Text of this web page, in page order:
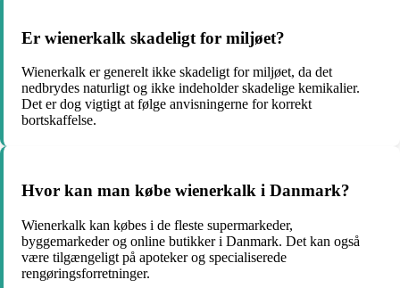
Er wienerkalk skadeligt for miljøet?
Wienerkalk er generelt ikke skadeligt for miljøet, da det
nedbrydes naturligt og ikke indeholder skadelige kemikalier.
Det er dog vigtigt at følge anvisningerne for korrekt
bortskaffelse.
Hvor kan man købe wienerkalk i Danmark?
Wienerkalk kan købes i de fleste supermarkeder,
byggemarkeder og online butikker i Danmark. Det kan også
være tilgængeligt på apoteker og specialiserede
rengøringsforretninger.